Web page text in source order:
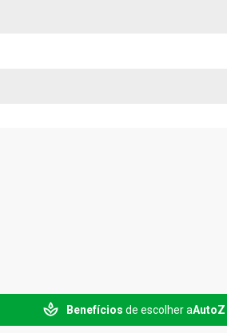
Benefícios de escolher aAutoZ